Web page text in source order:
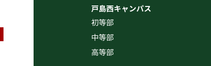
戸島西キャンパス
初等部
中等部
高等部